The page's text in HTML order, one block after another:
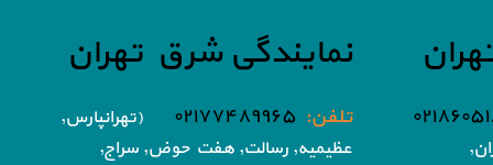
نمایندگی شرق تهران
تلفن: ۰۲۱۷۷۴۸۹۹۶۵
(تهرانپارس,
عظیمیه, رسالت, هفت حوض, سراج,